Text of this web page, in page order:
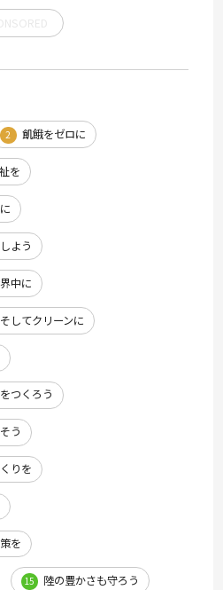
2 飢餓をゼロに
を
よう
中に
してクリーンに
つくろう
う
りを
を
15 陸の豊かさも守ろう